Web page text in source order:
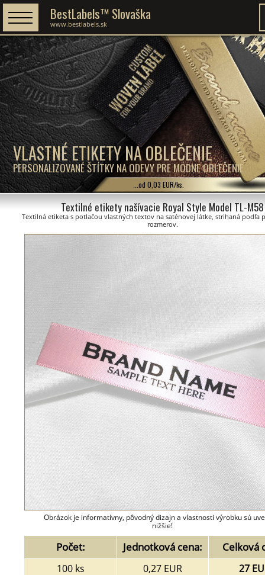
VLASTNÉ ETIKETY NA OBLEČENIE
PERSONALIZOVANÉ ŠTÍTKY NA ODEVY PRE MÓDNE OBLEČENIE
BestLabels™ Slovaška
www.bestlabels.sk
...od 0,03 EUR/ks.
Textilné etikety našívacie Royal Style Model TL-M58
Textilná etiketa s potlačou vlastných textov na saténovej látke, strihaná podľa
rozmerov.
Obrázok je informatívny, pôvodný dizajn a vlastnosti výrobku sú
nižšie!
Počet: Jednotková cena: Celková
100 ks 0,27 EUR
27